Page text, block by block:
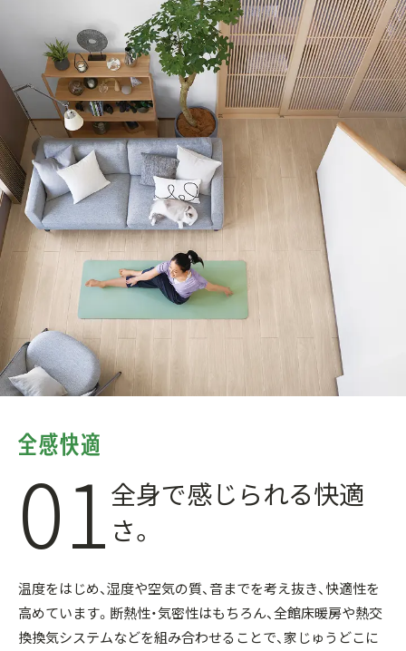
01全身で感じられる快適
さ。
温度をはじめ、湿度や空気の質、音までを考え抜き、快適性を
高めています。断熱性・気密性はもちろん、全館床暖房や熱交
換換気システムなどを組み合わせることで、家じゅうどこに